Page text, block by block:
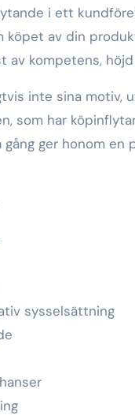
i ett
köpet av din
av kompetens,
inte sina motiv,
som har
ger honom en
sysselsättning